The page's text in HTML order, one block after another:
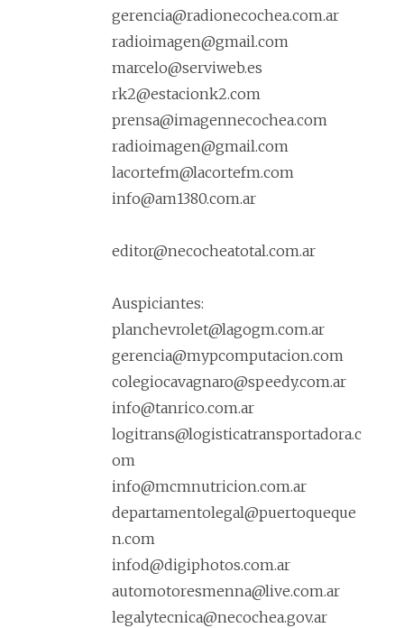
gerencia@radionecochea.com.ar
radioimagen@gmail.com
marcelo@serviweb.es
rk2@estacionk2.com
prensa@imagennecochea.com
radioimagen@gmail.com
lacortefm@lacortefm.com
info@am1380.com.ar
editor@necocheatotal.com.ar
Auspiciantes:
planchevrolet@lagogm.com.ar
gerencia@mypcomputacion.com
colegiocavagnaro@speedy.com.ar
info@tanrico.com.ar
logitrans@logisticatransportadora.c
om
info@mcmnutricion.com.ar
departamentolegal@puertoqueque
n.com
infod@digiphotos.com.ar
automotoresmenna@live.com.ar
legalytecnica@necochea.gov.ar